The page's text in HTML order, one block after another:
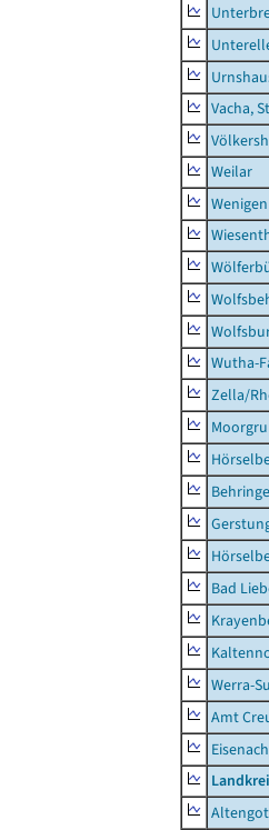
Vacha,
Weilar
Wutha-
Zella/
Bad
Werra-
Amt